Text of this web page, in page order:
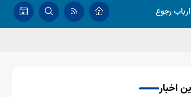
رجوع
اخبار